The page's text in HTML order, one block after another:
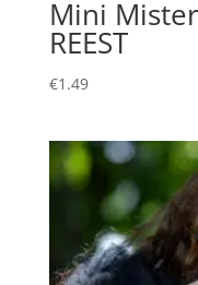
Mini Mister
REEST
€1.49